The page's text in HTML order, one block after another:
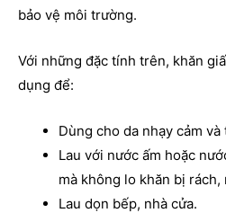
bảo vệ môi trường.
Với những đặc tính trên, khăn
dụng để:
Dùng cho da nhạy cảm
Lau với nước ấm hoặc
mà không lo khăn bị rách,
Lau dọn bếp, nhà cửa.